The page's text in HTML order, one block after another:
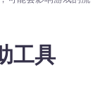
工具